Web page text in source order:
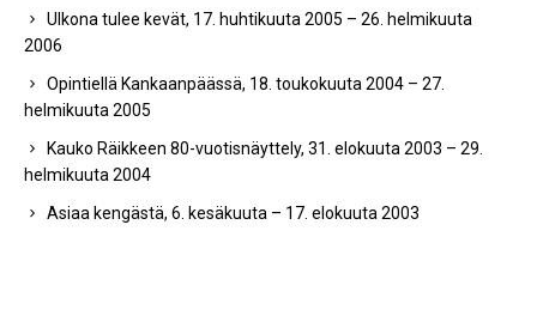
Ulkona tulee kevät, 17. huhtikuuta 2005 – 26. helmikuuta
2006
Opintiellä Kankaanpäässä, 18. toukokuuta 2004 – 27.
helmikuuta 2005
Kauko Räikkeen 80-vuotisnäyttely, 31. elokuuta 2003 – 29.
helmikuuta 2004
Asiaa kengästä, 6. kesäkuuta – 17. elokuuta 2003